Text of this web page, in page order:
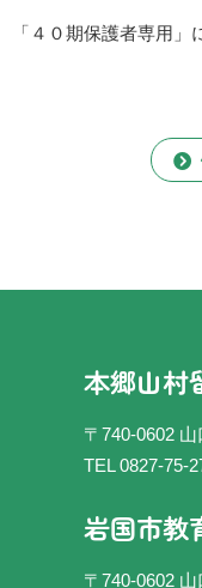
「４０期保護者専用」
本郷山村
〒740-0602
TEL 0827-75-
岩国市教
〒740-0602